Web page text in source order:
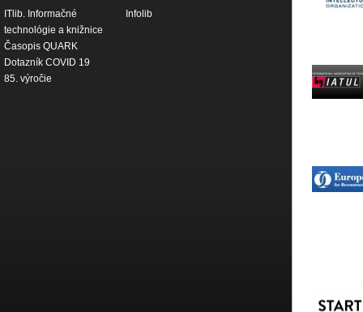
ITlib. Informačné
technológie a knižnice
Časopis QUARK
Dotazník COVID 19
85. výročie
Infolib